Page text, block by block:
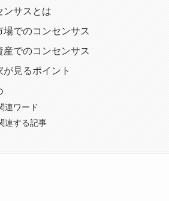
ンサスとは
場でのコンセンサス
産でのコンセンサス
が見るポイント
連ワード
連する記事